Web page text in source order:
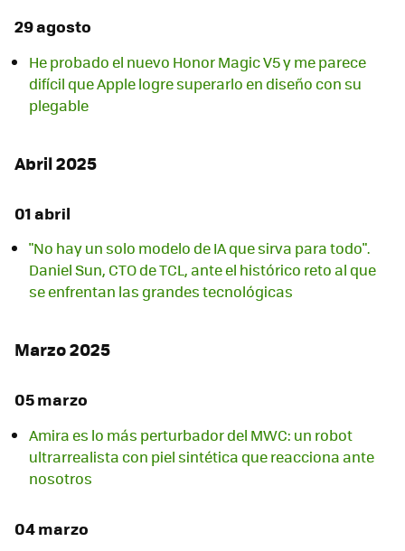
29 agosto
He probado el nuevo Honor Magic V5 y me parece
difícil que Apple logre superarlo en diseño con su
plegable
Abril 2025
01 abril
"No hay un solo modelo de IA que sirva para todo".
Daniel Sun, CTO de TCL, ante el histórico reto al que
se enfrentan las grandes tecnológicas
Marzo 2025
05 marzo
Amira es lo más perturbador del MWC: un robot
ultrarrealista con piel sintética que reacciona ante
nosotros
04 marzo